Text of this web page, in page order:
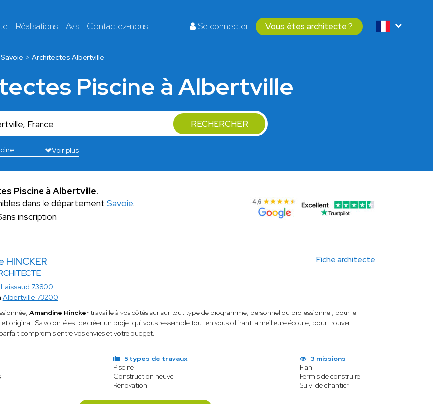
Réalisations Avis Contactez-nous Se connecter Vous êtes architecte ?
Savoie Architectes Albertville
Piscine à Albertville
RECHERCHER
Voir plus
Piscine à Albertville.
dans le département Savoie.
inscription
HINCKER Fiche architecte
Laissaud 73800
Albertville 73200
Amandine Hinckertravaille à vos côtés sur sur tout type de programme, personnel ou professionnel, pour le
et original. Sa volonté est de créer un projet qui vous ressemble tout en vous offrant la meilleure écoute, pour trouver
compromis entre vos envies et votre budget.
5 types de travaux
Piscine
Construction neuve
Rénovation
3 missions
Plan
Permis de construire
Suivi de chantier